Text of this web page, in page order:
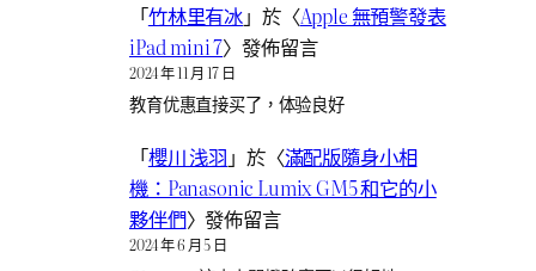
「竹林里有冰」於〈Apple 無預警發表
iPad mini 7〉發佈留言
2024 年 11 月 17 日
教育优惠直接买了，体验良好
「櫻川 浅羽 」於〈滿配版隨身小相
機：Panasonic Lumix GM5 和它的小
夥伴們〉發佈留言
2024 年 6 月 5 日